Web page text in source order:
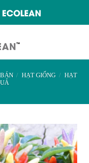
/ HẠT GIỐNG / HẠT